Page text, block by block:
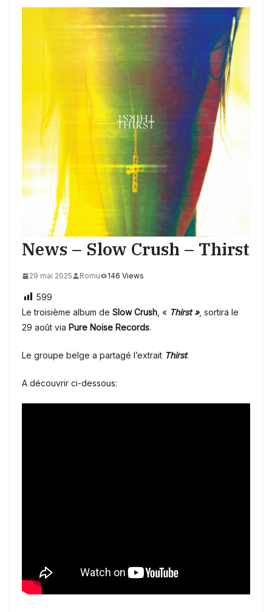
News – Slow Crush – Thirst
29 mai 2025 Romu 146 Views
599
Le troisième album de Slow Crush , « Thirst», sortira le
29 août via Pure Noise Records.
Le groupe belge a partagé l’extrait Thirst.
A découvrir ci-dessous: